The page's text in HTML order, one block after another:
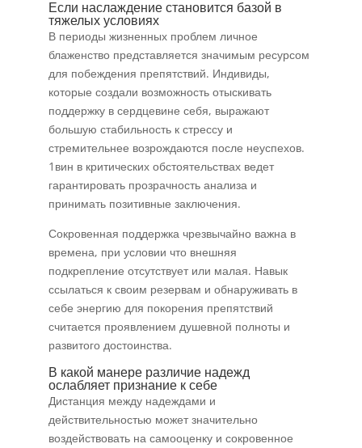
Если наслаждение становится базой в
тяжелых условиях
В периоды жизненных проблем личное
блаженство представляется значимым ресурсом
для побеждения препятствий. Индивиды,
которые создали возможность отыскивать
поддержку в сердцевине себя, выражают
большую стабильность к стрессу и
стремительнее возрождаются после неуспехов.
1вин в критических обстоятельствах ведет
гарантировать прозрачность анализа и
принимать позитивные заключения.
Сокровенная поддержка чрезвычайно важна в
времена, при условии что внешняя
подкрепление отсутствует или малая. Навык
ссылаться к своим резервам и обнаруживать в
себе энергию для покорения препятствий
считается проявлением душевной полноты и
развитого достоинства.
В какой манере различие надежд
ослабляет признание к себе
Дистанция между надеждами и
действительностью может значительно
воздействовать на самооценку и сокровенное